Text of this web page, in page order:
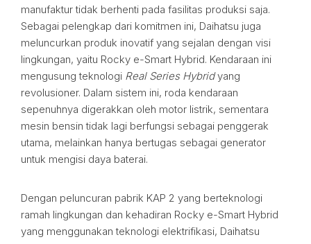
manufaktur tidak berhenti pada fasilitas produksi saja.
Sebagai pelengkap dari komitmen ini, Daihatsu juga
meluncurkan produk inovatif yang sejalan dengan visi
lingkungan, yaitu Rocky e-Smart Hybrid. Kendaraan ini
mengusung teknologi Real Series Hybridyang
revolusioner. Dalam sistem ini, roda kendaraan
sepenuhnya digerakkan oleh motor listrik, sementara
mesin bensin tidak lagi berfungsi sebagai penggerak
utama, melainkan hanya bertugas sebagai generator
untuk mengisi daya baterai.
Dengan peluncuran pabrik KAP 2 yang berteknologi
ramah lingkungan dan kehadiran Rocky e-Smart Hybrid
yang menggunakan teknologi elektrifikasi, Daihatsu